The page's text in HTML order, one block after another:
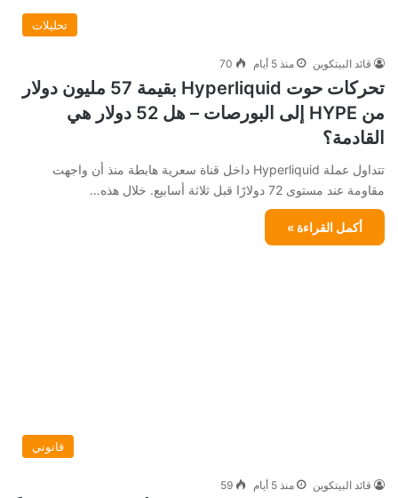
تحليلات
قائد البيتكوين منذ 5 أيام 70
تحركات حوت Hyperliquid بقيمة 57 مليون دولار
من HYPE إلى البورصات – هل 52 دولار هي
القادمة؟
تتداول عملة Hyperliquid داخل قناة سعرية هابطة منذ أن واجهت
مقاومة عند مستوى 72 دولارًا قبل ثلاثة أسابيع. خلال هذه…
أكمل القراءة »
قانوني
قائد البيتكوين منذ 5 أيام 59